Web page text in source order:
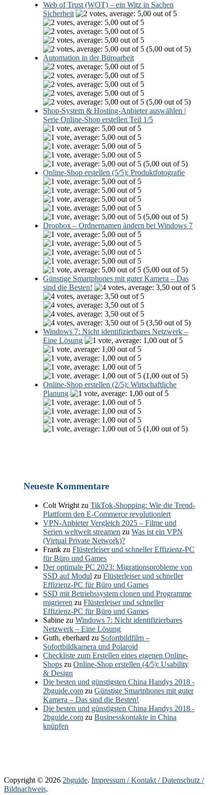
Web of Trust (WOT) – ein Witz in Sachen
Sicherheit
(5,00 out of 5)
Automation in der Büroarbeit
(5,00 out of 5)
Shop-System & Hosting-Anbieter auswählen |
Serie Online-Shop erstellen Teil 1/5
(5,00 out of 5)
Online-Shop erstellen (5/5): Produktfotografie
(5,00 out of 5)
Dropbox – Ordnernamen ändern bei Windows 7
(5,00 out of 5)
Günstige Smartphones mit guter Kamera – Das
sind die Besten!
(3,50 out of 5)
Windows 7: Nicht identifizierbares Netzwerk –
Eine Lösung
(1,00 out of 5)
Online-Shop erstellen (2/5): Wirtschaftliche
Planung
(1,00 out of 5)
Neueste Kommentare
Colt Wrightzu TikTok-Shopping: Wie die Trend-
Plattform den E-Commerce revolutioniert
VPN-Anbieter Vergleich 2025 – Filme und
Serien weltweit streamen zu Was ist ein VPN
(Virtual Private Network)?
Frank zu Flüsterleiser und schneller Effizienz-PC
für Büro und Games
Der optimale PC 2023: Migrationsprobleme von
SSD auf Modul zu Flüsterleiser und schneller
Effizienz-PC für Büro und Games
SSD mit Betriebssystem clonen und Programme
migrieren zu Flüsterleiser und schneller
Effizienz-PC für Büro und Games
Sabine zu Windows 7: Nicht identifizierbares
Netzwerk – Eine Lösung
Guth, eberhard zu Sofortbildfilm –
Sofortbildkamera und Polaroid
Checkliste zum Erstellen eines eigenen Online-
Shops zu Online-Shop erstellen (4/5): Usability
& Design
Die besten und günstigsten China Handys 2018 -
2bguide.com zu Günstige Smartphones mit guter
Kamera – Das sind die Besten!
Die besten und günstigsten China Handys 2018 -
2bguide.com zu Businesskontakte in China
knüpfen
Copyright © 2026 2bguide. Impressum / Kontakt / Datenschutz /
Bildnachweis.